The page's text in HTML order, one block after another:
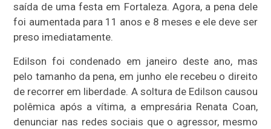
saída de uma festa em Fortaleza. Agora, a pena dele
foi aumentada para 11 anos e 8 meses e ele deve ser
preso imediatamente.
Edilson foi condenado em janeiro deste ano, mas
pelo tamanho da pena, em junho ele recebeu o direito
de recorrer em liberdade. A soltura de Edilson causou
polêmica após a vítima, a empresária Renata Coan,
denunciar nas redes sociais que o agressor, mesmo